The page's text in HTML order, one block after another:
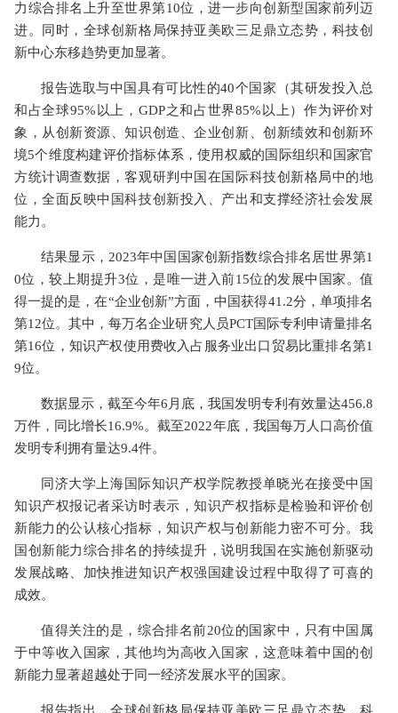
力综合排名上升至世界第10位，进一步向创新型国家前列迈
进。同时，全球创新格局保持亚美欧三足鼎立态势，科技创
新中心东移趋势更加显著。
报告选取与中国具有可比性的40个国家（其研发投入总
和占全球95%以上，GDP之和占世界85%以上）作为评价对
象，从创新资源、知识创造、企业创新、创新绩效和创新环
境5个维度构建评价指标体系，使用权威的国际组织和国家官
方统计调查数据，客观研判中国在国际科技创新格局中的地
位，全面反映中国科技创新投入、产出和支撑经济社会发展
能力。
结果显示，2023年中国国家创新指数综合排名居世界第1
0位，较上期提升3位，是唯一进入前15位的发展中国家。值
得一提的是，在“企业创新”方面，中国获得41.2分，单项排名
第12位。其中，每万名企业研究人员PCT国际专利申请量排名
第16位，知识产权使用费收入占服务业出口贸易比重排名第1
9位。
数据显示，截至今年6月底，我国发明专利有效量达456.8
万件，同比增长16.9%。截至2022年底，我国每万人口高价值
发明专利拥有量达9.4件。
同济大学上海国际知识产权学院教授单晓光在接受中国
知识产权报记者采访时表示，知识产权指标是检验和评价创
新能力的公认核心指标，知识产权与创新能力密不可分。我
国创新能力综合排名的持续提升，说明我国在实施创新驱动
发展战略、加快推进知识产权强国建设过程中取得了可喜的
成效。
值得关注的是，综合排名前20位的国家中，只有中国属
于中等收入国家，其他均为高收入国家，这意味着中国的创
新能力显著超越处于同一经济发展水平的国家。